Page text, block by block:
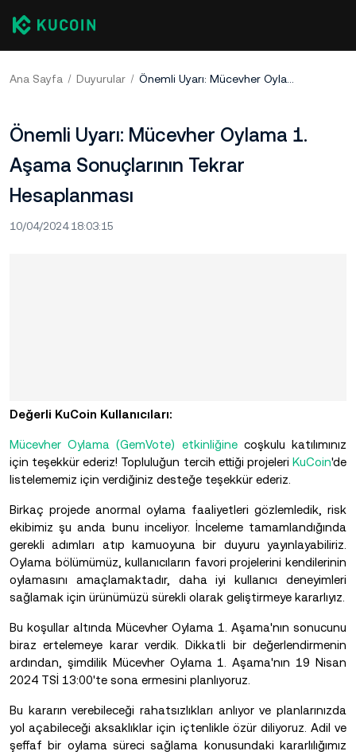
Ana Sayfa Duyurular Önemli Uyarı: Mücevher Oylama 1. Aşama Sonuçlarının Tekrar Hesaplanması
Önemli Uyarı: Mücevher Oylama 1.
Aşama Sonuçlarının Tekrar
Hesaplanması
10/04/2024 18:03:15
Değerli KuCoin Kullanıcıları:
Mücevher Oylama (GemVote) etkinliğinecoşkulu katılımınız
için teşekkür ederiz! Topluluğun tercih ettiği projeleri KuCoin'de
listelememiz için verdiğiniz desteğe teşekkür ederiz.
Birkaç projede anormal oylama faaliyetleri gözlemledik, risk
ekibimiz şu anda bunu inceliyor. İnceleme tamamlandığında
gerekli adımları atıp kamuoyuna bir duyuru yayınlayabiliriz.
Oylama bölümümüz, kullanıcıların favori projelerini kendilerinin
oylamasını amaçlamaktadır, daha iyi kullanıcı deneyimleri
sağlamak için ürünümüzü sürekli olarak geliştirmeye kararlıyız.
Bu koşullar altında Mücevher Oylama 1. Aşama'nın sonucunu
biraz ertelemeye karar verdik. Dikkatli bir değerlendirmenin
ardından, şimdilik Mücevher Oylama 1. Aşama'nın 19 Nisan
2024 TSİ 13:00'te sona ermesini planlıyoruz.
Bu kararın verebileceği rahatsızlıkları anlıyor ve planlarınızda
yol açabileceği aksaklıklar için içtenlikle özür diliyoruz. Adil ve
şeffaf bir oylama süreci sağlama konusundaki kararlılığımız